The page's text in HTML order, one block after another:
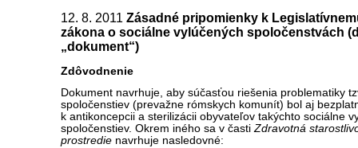
12. 8. 2011 Zásadné pripomienky k
zákona o sociálne vylúčených spoločenstvách
„dokument“)
Zdôvodnenie
Dokument navrhuje, aby súčasťou riešenia problematiky
spoločenstiev (prevažne rómskych komunít) bol aj
k antikoncepcii a sterilizácii obyvateľov takýchto sociálne
spoločenstiev. Okrem iného sa v častiZdravotná
prostredie navrhuje nasledovné: